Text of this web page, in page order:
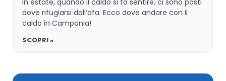
In estate, quando il caldo si fa sentire, ci sono posti
dove rifugiarsi dall’afa. Ecco dove andare con il
caldo in Campania!
SCOPRI »